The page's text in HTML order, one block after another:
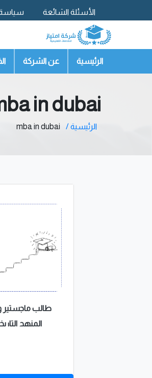
الأسئلة الشائعة
تواصل معنا
الرئيسية عن الشركة
in dubai
الرئيسية / mba in dubai
طالب ماجستير
المنهج